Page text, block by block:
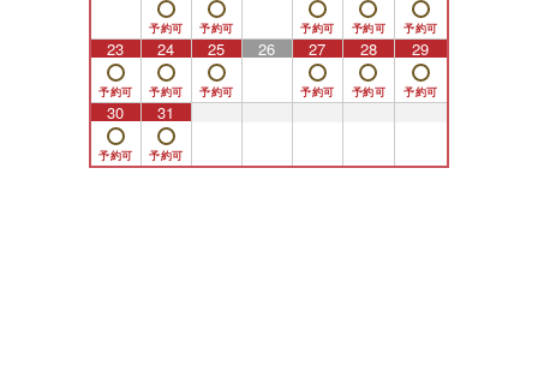
23 24 25 26 27 28 29
30 31